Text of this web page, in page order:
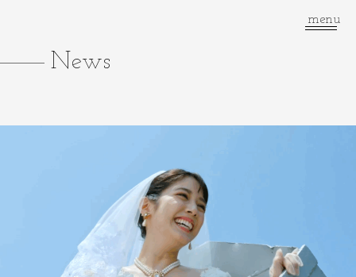
menu
News